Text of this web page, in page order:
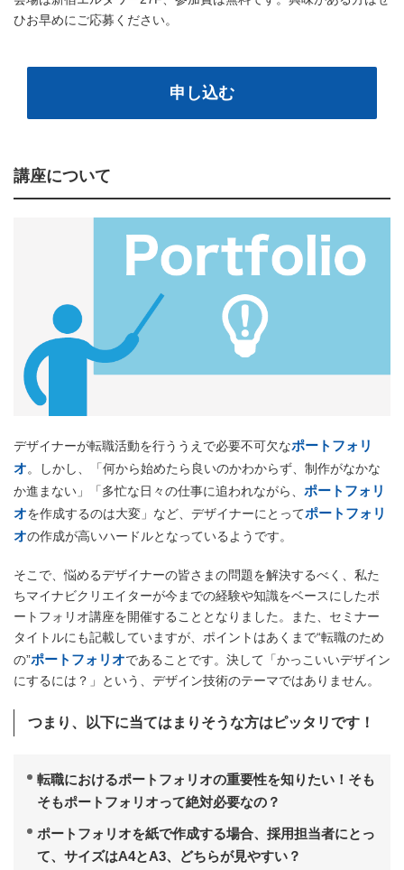
ひお早めにご応募ください。
申し込む
講座について
デザイナーが転職活動を行ううえで必要不可欠なポートフォリ
オ。しかし、「何から始めたら良いのかわからず、制作がなかな
か進まない」「多忙な日々の仕事に追われながら、 ポートフォリ
オを作成するのは大変」など、デザイナーにとってポートフォリ
オの作成が高いハードルとなっているようです。
そこで、悩めるデザイナーの皆さまの問題を解決するべく、私た
ちマイナビクリエイターが今までの経験や知識をベースにしたポ
ートフォリオ講座を開催することとなりました。また、セミナー
タイトルにも記載していますが、ポイントはあくまで“転職のため
の”ポートフォリオであることです。決して「かっこいいデザイン
にするには？」という、デザイン技術のテーマではありません。
つまり、以下に当てはまりそうな方はピッタリです！
転職におけるポートフォリオの重要性を知りたい！そも
そもポートフォリオって絶対必要なの？
ポートフォリオを紙で作成する場合、採用担当者にとっ
て、サイズはA4とA3、どちらが見やすい？